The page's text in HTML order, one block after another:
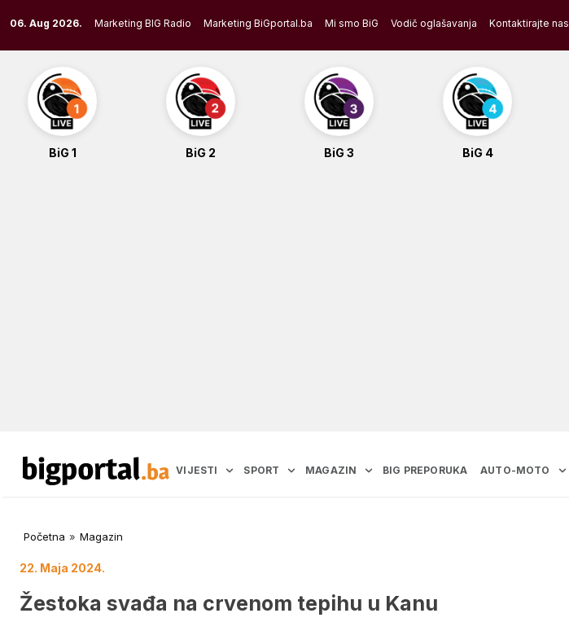
to
content
06. Aug 2026. Marketing BIG Radio Marketing BiGportal.ba Mi smo BiG Vodič oglašavanja Kontaktirajte nas
BiG 1 BiG 2 BiG 3 BiG 4
VIJESTI SPORT MAGAZIN BIG PREPORUKA AUTO-MOTO
Početna » Magazin
22. Maja 2024.
Žestoka svađa na crvenom tepihu u Kanu